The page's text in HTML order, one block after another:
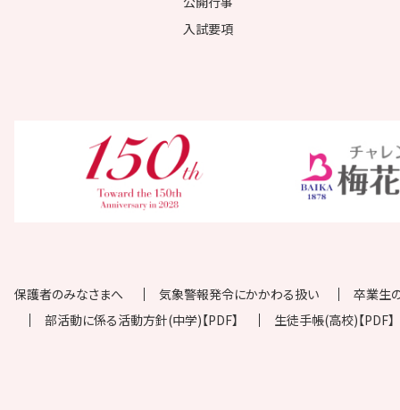
入試要項
保護者のみなさまへ 気象警報発令にかかわる扱い
卒業生
部活動に係る活動方針(中学)【PDF】
生徒手帳(高校)【PDF】